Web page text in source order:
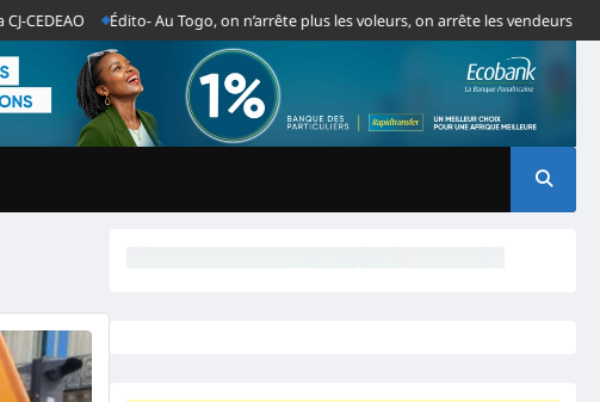
Édito- Au Togo, on n’arrête plus les voleurs, on arrête les vendeurs de